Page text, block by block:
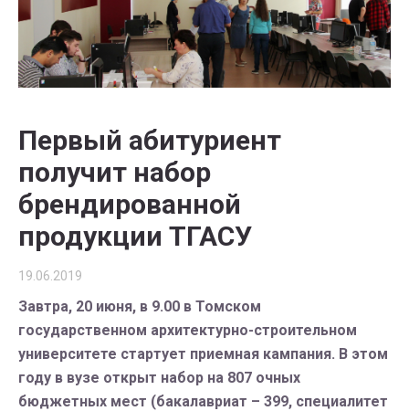
Первый абитуриент
получит набор
брендированной
продукции ТГАСУ
19.06.2019
Завтра, 20 июня, в 9.00 в Томском
государственном архитектурно-строительном
университете стартует приемная кампания. В этом
году в вузе открыт набор на 807 очных
бюджетных мест (бакалавриат – 399, специалитет